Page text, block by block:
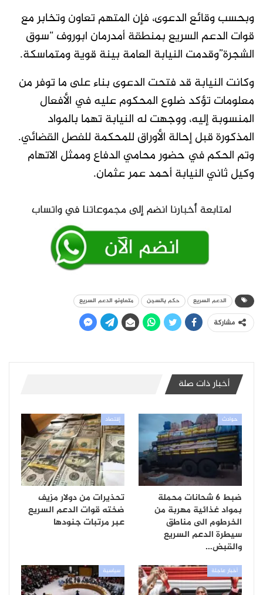
وبحسب وقائع الدعوى، فإن المتهم تعاون وتخابر مع
قوات الدعم السريع بمنطقة أمدرمان ابوروف “سوق
الشجرة”وقدمت النيابة العامة بينة قوية ومتماسكة.
وكانت النيابة قد فتحت الدعوى بناء على ما توفر من
معلومات تؤكد ضلوع المحكوم عليه في الأفعال
المنسوبة إليه، ووجهت له النيابة تهما بالمواد
المذكورة قبل إحالة الأوراق للمحكمة للفصل القضائي.
وتم الحكم في حضور محامي الدفاع وممثل الاتهام
وكيل ثاني النيابة أحمد عمر عثمان.
الدعم السريع حكم بالسجن متعاونو الدعم السريع
مشاركة
أخبار ذات صلة
حوادث
ضبط 6 شحانات محملة
بمواد غذائية مهربة من
الخرطوم الى مناطق
سيطرة الدعم السريع
والقبض…
إقتصاد
تحذيرات من دولار مزيف
ضخته قوات الدعم السريع
عبر مرتبات جنودها
أخبار عاجلة سياسية